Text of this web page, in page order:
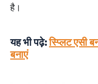
है।
यह भी पढ़े:स्प्लिट एसी
बनाएं